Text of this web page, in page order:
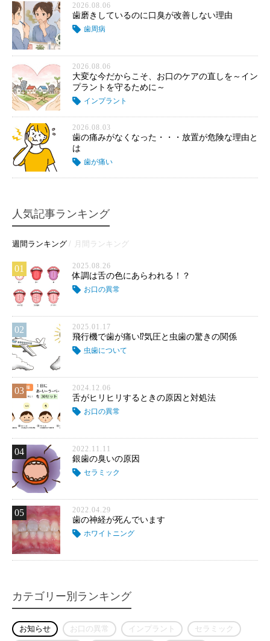
2026.08.06
歯磨きしているのに口臭が改善しない理由
歯周病
2026.08.06
大変な今だからこそ、お口のケアの直しを～イン
プラントを守るために～
インプラント
2026.08.03
歯の痛みがなくなった・・・放置が危険な理由と
は
歯が痛い
人気記事ランキング
週間ランキング 月間ランキング
01 2025.08.26
体調は舌の色にあらわれる！？
お口の異常
02 2025.01.17
飛行機で歯が痛い⁉気圧と虫歯の驚きの関係
虫歯について
03 2024.12.06
舌がヒリヒリするときの原因と対処法
お口の異常
04 2022.11.11
銀歯の臭いの原因
セラミック
05 2022.04.29
歯の神経が死んでいます
ホワイトニング
カテゴリー別ランキング
お知らせ お口の異常 インプラント セラミック